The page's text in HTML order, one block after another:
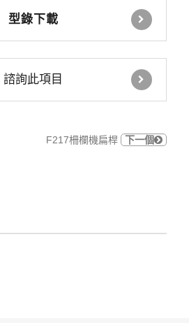
型錄下載
諮詢此項目
F217柵欄機扁桿 下一個